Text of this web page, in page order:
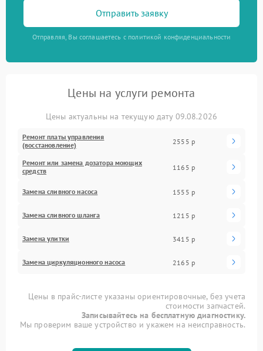
Отправить заявку
Отправляя, Вы соглашаетесь с политикой конфиденциальности
Цены на услуги ремонта
Цены актуальны на текущую дату 09.08.2026
Ремонт платы управления
(восстановление)
2555 р
Ремонт или замена дозатора моющих
средств
1165 р
Замена сливного насоса 1555 р
Замена сливного шланга 1215 р
Замена улитки 3415 р
Замена циркуляционного насоса 2165 р
Цены в прайс-листе указаны ориентировочные, без учета
стоимости запчастей.
Записывайтесь на бесплатную диагностику.
Мы проверим ваше устройство и укажем на неисправность.